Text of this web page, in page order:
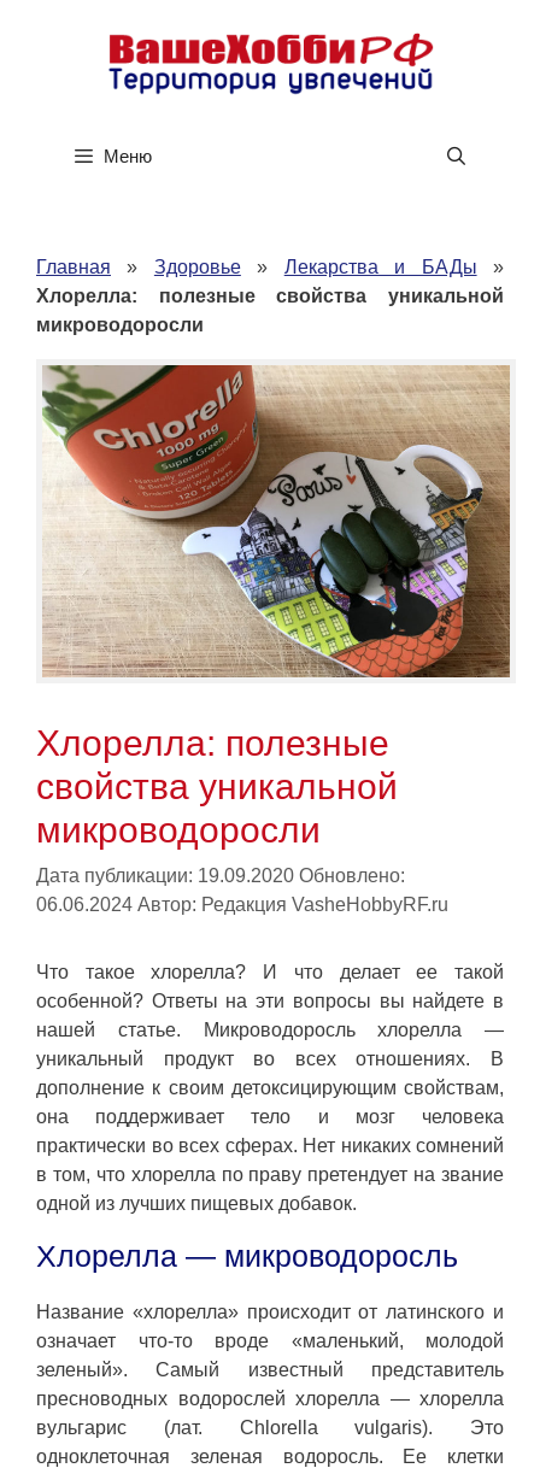
содержимому
Меню
Главная » Здоровье» Лекарства и БАДы »
Хлорелла: полезные свойства уникальной
микроводоросли
Хлорелла: полезные
свойства уникальной
микроводоросли
Дата публикации: 19.09.2020 Обновлено:
06.06.2024 Автор: Редакция VasheHobbyRF.ru
Что такое хлорелла? И что делает ее такой
особенной? Ответы на эти вопросы вы найдете в
нашей статье. Микроводоросль хлорелла —
уникальный продукт во всех отношениях. В
дополнение к своим детоксицирующим свойствам,
она поддерживает тело и мозг человека
практически во всех сферах. Нет никаких сомнений
в том, что хлорелла по праву претендует на звание
одной из лучших пищевых добавок.
Хлорелла — микроводоросль
Название «хлорелла» происходит от латинского и
означает что-то вроде «маленький, молодой
зеленый». Самый известный представитель
пресноводных водорослей хлорелла — хлорелла
вульгарис (лат. Chlorella vulgaris). Это
одноклеточная зеленая водоросль. Ее клетки